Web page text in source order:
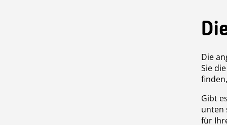
Die
Sie
Gibt
unten
für